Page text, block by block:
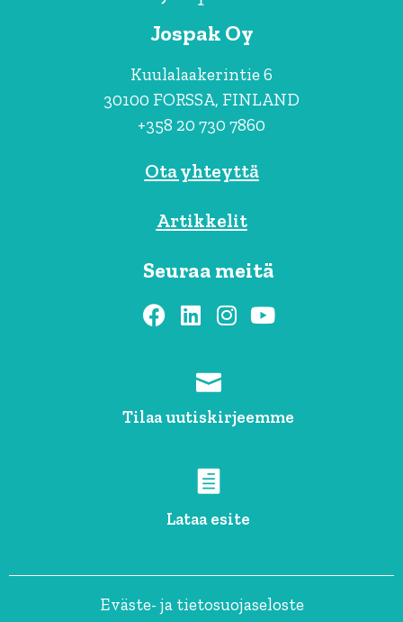
Jospak Oy
Kuulalaakerintie 6
30100 FORSSA, FINLAND
+358 20 730 7860
Ota yhteyttä
Artikkelit
Seuraa meitä
Tilaa uutiskirjeemme
Lataa esite
Eväste- ja tietosuojaseloste